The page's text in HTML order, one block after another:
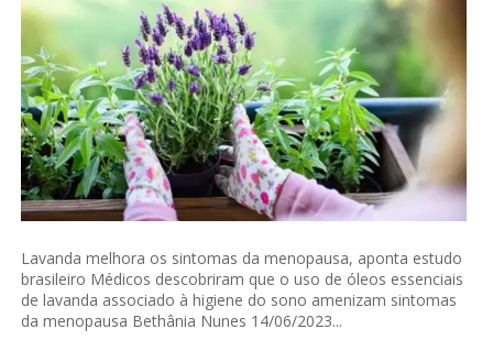
Lavanda melhora os sintomas da menopausa, aponta estudo
brasileiro Médicos descobriram que o uso de óleos essenciais
de lavanda associado à higiene do sono amenizam sintomas
da menopausa Bethânia Nunes 14/06/2023...